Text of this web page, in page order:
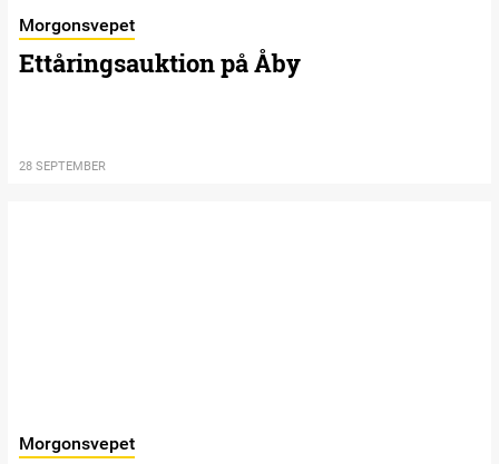
Morgonsvepet
Ettåringsauktion på Åby
28 SEPTEMBER
Morgonsvepet